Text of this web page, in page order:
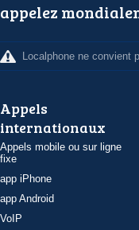
appelez
Localphone ne convient
Appels
internationaux
Appels mobile ou sur ligne
fixe
app iPhone
app Android
VoIP